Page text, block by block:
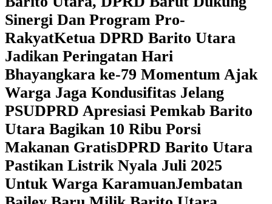
Sinergi Dan Program Pro-
RakyatKetua DPRD Barito Utara
Jadikan Peringatan Hari
Bhayangkara ke-79 Momentum Ajak
Warga Jaga Kondusifitas Jelang
PSUDPRD Apresiasi Pemkab Barito
Utara Bagikan 10 Ribu Porsi
Makanan GratisDPRD Barito Utara
Pastikan Listrik Nyala Juli 2025
Untuk Warga KaramuanJembatan